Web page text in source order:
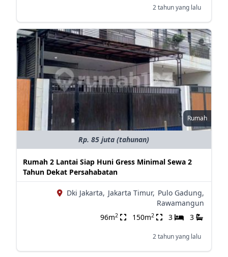
2 tahun yang lalu
Rumah
Rp. 85 juta (tahunan)
Rumah 2 Lantai Siap Huni Gress Minimal Sewa 2
Tahun Dekat Persahabatan
Dki Jakarta, Jakarta Timur, Pulo Gadung,
Rawamangun
96m2 150m2 3 3
2 tahun yang lalu